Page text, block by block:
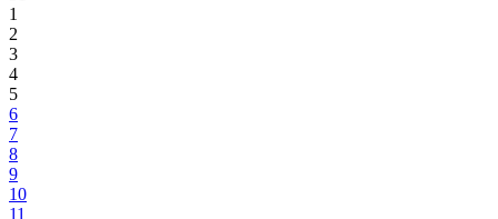
1
2
3
4
5
6
7
8
9
10
11